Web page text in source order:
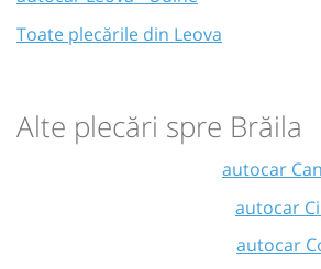
Toate plecările din Leova
Alte plecări spre Brăila
autocar
autocar
autocar